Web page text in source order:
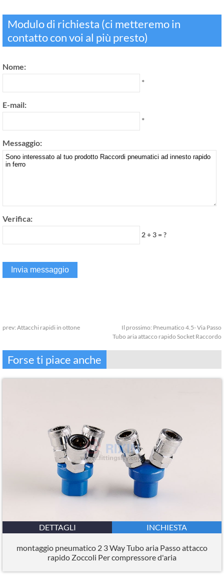
Modulo di richiesta (ci metteremo in
contatto con voi al più presto)
Nome:
*
E-mail:
*
Messaggio:
Verifica:
2 + 3 = ?
prev: Attacchi rapidi in ottone Il prossimo: Pneumatico 4.5- Via Passo
Tubo aria attacco rapido Socket Raccordo
Forse ti piace anche
DETTAGLI INCHIESTA
montaggio pneumatico 2 3 Way Tubo aria Passo attacco
rapido Zoccoli Per compressore d'aria